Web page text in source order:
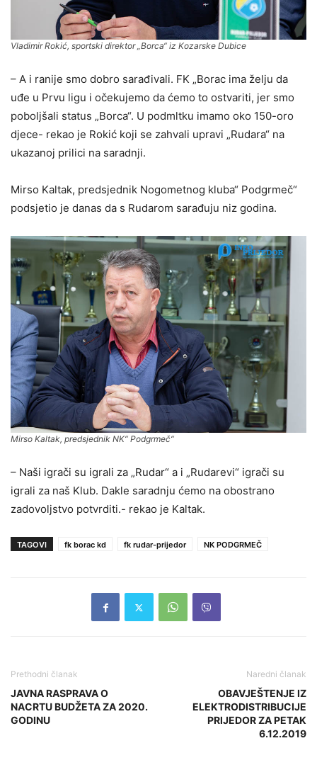
Vladimir Rokić, sportski direktor „Borca“ iz Kozarske Dubice
– A i ranije smo dobro sarađivali. FK „Borac ima želju da
uđe u Prvu ligu i očekujemo da ćemo to ostvariti, jer smo
poboljšali status „Borca“. U podmltku imamo oko 150-oro
djece- rekao je Rokić koji se zahvali upravi „Rudara“ na
ukazanoj prilici na saradnji.
Mirso Kaltak, predsjednik Nogometnog kluba“ Podgrmeč“
podsjetio je danas da s Rudarom sarađuju niz godina.
Mirso Kaltak, predsjednik NK“ Podgrmeč“
– Naši igrači su igrali za „Rudar“ a i „Rudarevi“ igrači su
igrali za naš Klub. Dakle saradnju ćemo na obostrano
zadovoljstvo potvrditi.- rekao je Kaltak.
TAGOVI fk borac kd fk rudar-prijedor NK PODGRMEČ
Prethodni članak
JAVNA RASPRAVA O
NACRTU BUDŽETA ZA 2020.
GODINU
Naredni članak
OBAVJEŠTENJE IZ
ELEKTRODISTRIBUCIJE
PRIJEDOR ZA PETAK
6.12.2019